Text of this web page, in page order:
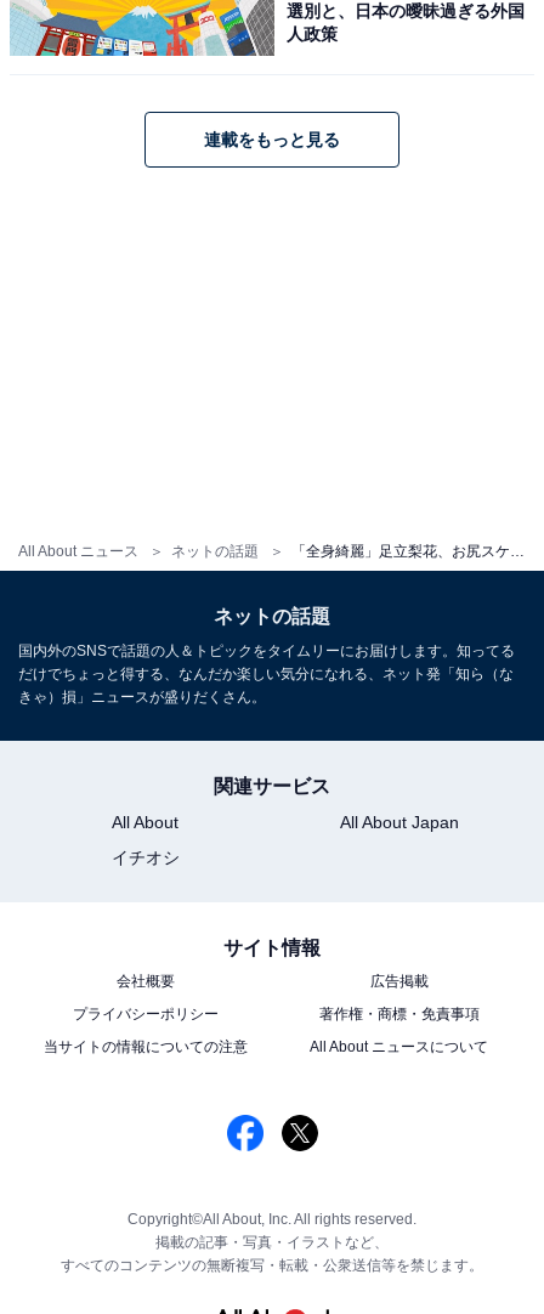
All About ニュース ネットの話題
選別と、日本の曖昧過ぎる外国
人政策
連載をもっと見る
ネットの話題
国内外のSNSで話題の人＆トピックをタイムリーにお届けします。知ってる
だけでちょっと得する、なんだか楽しい気分になれる、ネット発「知ら（な
きゃ）損」ニュースが盛りだくさん。
関連サービス
All About
All About Japan
イチオシ
サイト情報
会社概要
広告掲載
プライバシーポリシー
著作権・商標・免責事項
当サイトの情報についての注意
All About ニュースについて
Copyright©All About, Inc. All rights reserved.
掲載の記事・写真・イラストなど、
すべてのコンテンツの無断複写・転載・公衆送信等を禁じます。